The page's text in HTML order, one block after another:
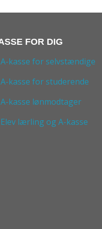
FOR DIG
A-kasse for selvstændige
A-kasse for studerende
A-kasse lønmodtager
Elev lærling og A-kasse